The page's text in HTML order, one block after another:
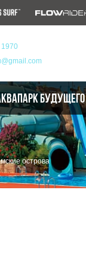
БУДУЩЕГО
острова